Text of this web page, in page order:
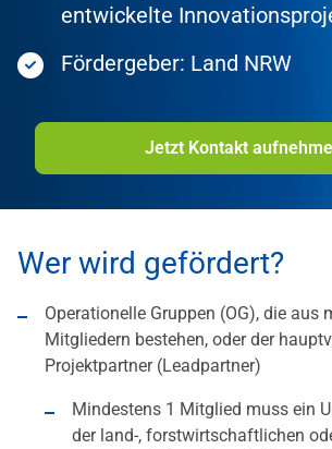
entwickelte
Fördergeber: Land NRW
Jetzt Kontakt
Wer wird gefördert?
Operationelle Gruppen (OG), die aus
Mitgliedern bestehen, oder der
Projektpartner (Leadpartner)
Mindestens 1 Mitglied muss ein
der land-, forstwirtschaftlichen